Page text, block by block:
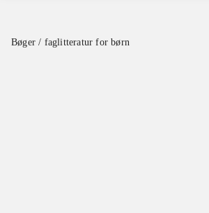
Bøger / faglitteratur for børn